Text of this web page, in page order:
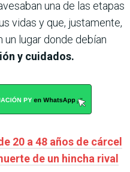
una de las etapas
vidas y que, justamente,
lugar donde debían
y cuidados.
20 a 48 años de cárcel
de un hincha rival